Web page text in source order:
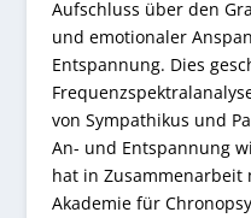
Aufschluss über den
und emotionaler
Entspannung. Dies
von Sympathikus und
An- und Entspannung
hat in Zusammenarbeit
Akademie für